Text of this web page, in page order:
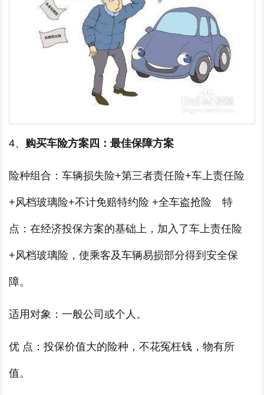
4、 购买车险方案四：最佳保障方案
险种组合：车辆损失险+第三者责任险+车上责任险
+风档玻璃险+不计免赔特约险 +全车盗抢险 特
点：在经济投保方案的基础上，加入了车上责任险
+风档玻璃险，使乘客及车辆易损部分得到安全保
障。
适用对象：一般公司或个人。
优 点：投保价值大的险种，不花冤枉钱，物有所
值。